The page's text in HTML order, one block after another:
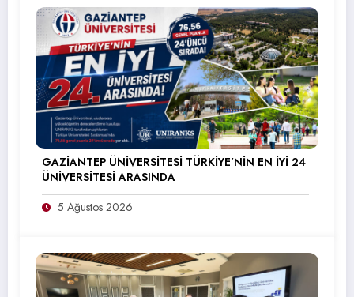
GAZİANTEP ÜNİVERSİTESİ TÜRKİYE’NİN EN İYİ 24
ÜNİVERSİTESİ ARASINDA
5 Ağustos 2026